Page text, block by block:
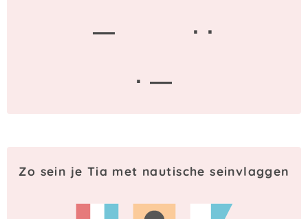
—
· ·
· —
Zo sein je Tia met nautische seinvlaggen